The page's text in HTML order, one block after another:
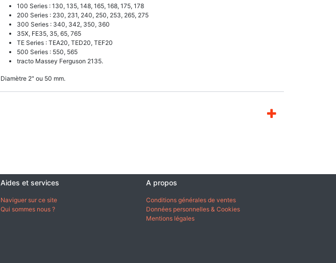
100 Series : 130, 135, 148, 165, 168, 175, 178
200 Series : 230, 231, 240, 250, 253, 265, 275
300 Series : 340, 342, 350, 360
35X, FE35, 35, 65, 765
TE Series : TEA20, TED20, TEF20
500 Series : 550, 565
tracto Massey Ferguson 2135.
Diamètre 2" ou 50 mm.
Aides et services
Naviguer sur ce site
Qui sommes nous ?
A propos
Conditions générales de ventes
Données personnelles & Cookies
Mentions légales